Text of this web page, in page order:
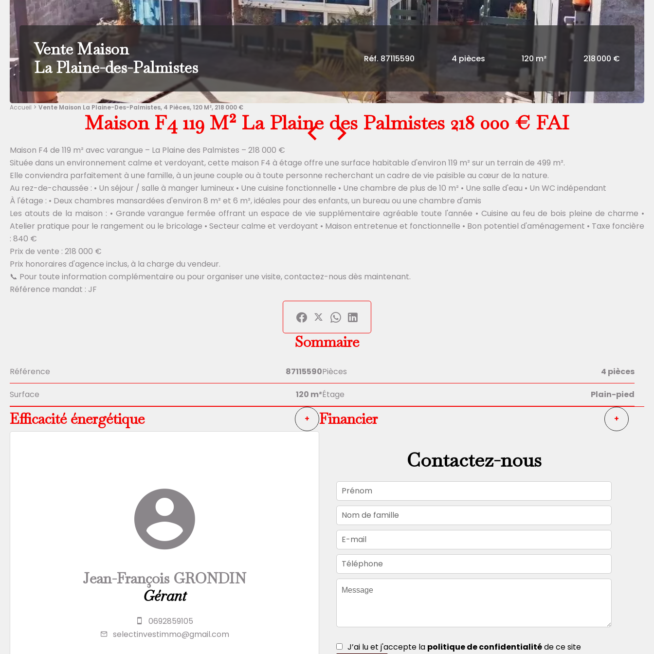
Vente Maison
La Plaine-des-Palmistes
Réf. 87115590 4 pièces 120 m² 218 000 €
Accueil Vente Maison La Plaine-Des-Palmistes, 4 Pièces, 120 M², 218 000 €
Maison F4 119 M² La Plaine des Palmistes 218 000 € FAI
Maison F4 de 119 m² avec varangue – La Plaine des Palmistes – 218 000 €
Située dans un environnement calme et verdoyant, cette maison F4 à étage offre une surface habitable d'environ 119 m² sur un terrain de 499 m².
Elle conviendra parfaitement à une famille, à un jeune couple ou à toute personne recherchant un cadre de vie paisible au cœur de la nature.
Au rez-de-chaussée : • Un séjour / salle à manger lumineux • Une cuisine fonctionnelle • Une chambre de plus de 10 m² • Une salle d'eau • Un WC indépendant
À l'étage : • Deux chambres mansardées d'environ 8 m² et 6 m², idéales pour des enfants, un bureau ou une chambre d'amis
Les atouts de la maison : • Grande varangue fermée offrant un espace de vie supplémentaire agréable toute l'année • Cuisine au feu de bois pleine de charme •
Atelier pratique pour le rangement ou le bricolage • Secteur calme et verdoyant • Maison entretenue et fonctionnelle • Bon potentiel d'aménagement • Taxe foncière
: 840 €
Prix de vente : 218 000 €
Prix honoraires d'agence inclus, à la charge du vendeur.
📞 Pour toute information complémentaire ou pour organiser une visite, contactez-nous dès maintenant.
Référence mandat : JF
Sommaire
Référence 87115590Pièces 4 pièces
Surface 120 m²Étage Plain-pied
Efficacité énergétique + Financier +
Jean-François GRONDIN
Gérant
0692859105
selectinvestimmo@gmail.com
Contactez-nous
J’ai lu et j'accepte la politique de confidentialitéde ce site